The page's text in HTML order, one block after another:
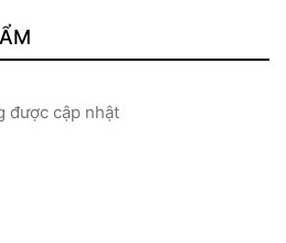
được cập nhật